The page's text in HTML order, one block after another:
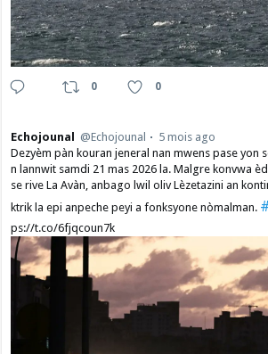
0 0
Echojounal @Echojounal
5 mois ago
Dezyèm pàn kouran jeneral nan mwens pase yon
n lannwit samdi 21 mas 2026 la. Malgre konvwa
se rive La Avàn, anbago lwil oliv Lèzetazini an
ktrik la epi anpeche peyi a fonksyone nòmalman.
ps://t.co/6fjqcoun7k